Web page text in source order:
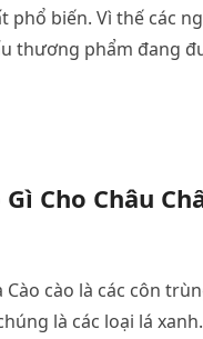
phổ biến. Vì thế các
thương phẩm đang
Cho Châu
Cào cào là các côn
là các loại lá